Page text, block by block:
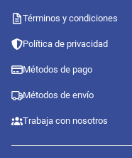
Términos y condiciones
Política de privacidad
Métodos de pago
Métodos de envío
Trabaja con nosotros